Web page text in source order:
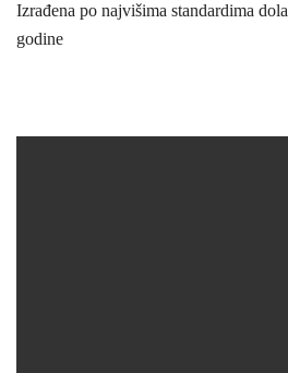
Izrađena po najvišima standardima
godine